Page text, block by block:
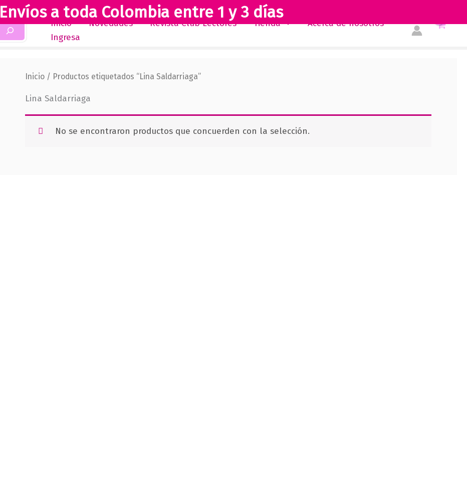
Envíos a toda Colombia entre 1 y 3 días
Inicio Novedades Revista Club Lectores Tienda
Acerca de nosotros
Ingresa
Inicio / Productos etiquetados “Lina Saldarriaga”
Lina Saldarriaga
No se encontraron productos que concuerden con la selección.